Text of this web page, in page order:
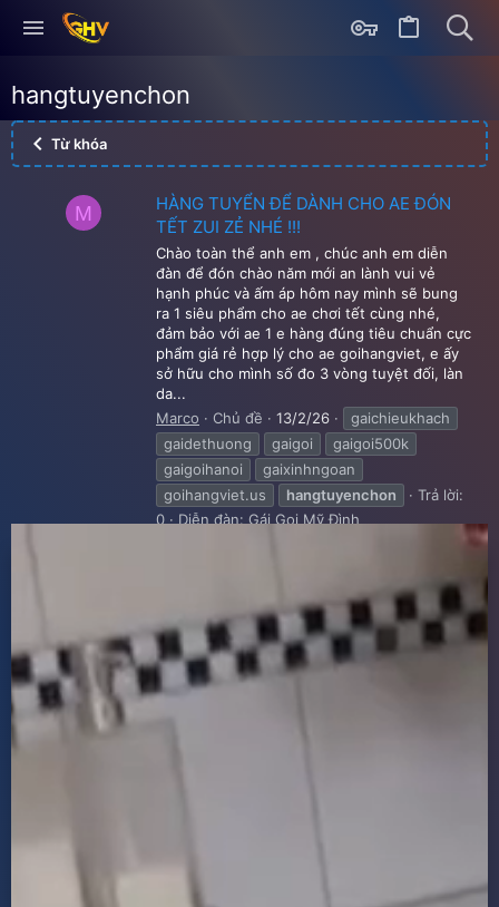
hangtuyenchon
Từ khóa
M
HÀNG TUYỂN ĐỂ DÀNH CHO AE ĐÓN
TẾT ZUI ZẺ NHÉ !!!
Chào toàn thể anh em , chúc anh em diễn
đàn để đón chào năm mới an lành vui vẻ
hạnh phúc và ấm áp hôm nay mình sẽ bung
ra 1 siêu phẩm cho ae chơi tết cùng nhé,
đảm bảo với ae 1 e hàng đúng tiêu chuẩn cực
phẩm giá rẻ hợp lý cho ae goihangviet, e ấy
sở hữu cho mình số đo 3 vòng tuyệt đối, làn
da...
Marco
Chủ đề 13/2/26
gaichieukhach
gaidethuong
gaigoi
gaigoi500k
gaigoihanoi
gaixinhngoan
goihangviet.us
hangtuyenchon
Trả lời:
0
Diễn đàn: Gái Gọi Mỹ Đình